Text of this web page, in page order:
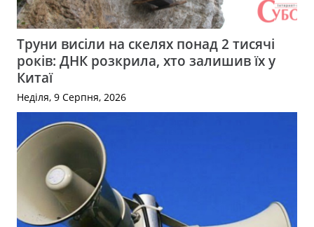
Труни висіли на скелях понад 2 тисячі
років: ДНК розкрила, хто залишив їх у
Китаї
Неділя, 9 Серпня, 2026